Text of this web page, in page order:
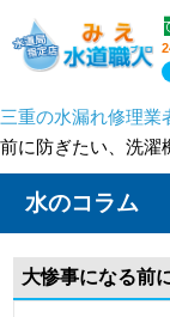
三重の水漏れ修理業
前に防ぎたい、洗濯
水のコラム
大惨事になる前